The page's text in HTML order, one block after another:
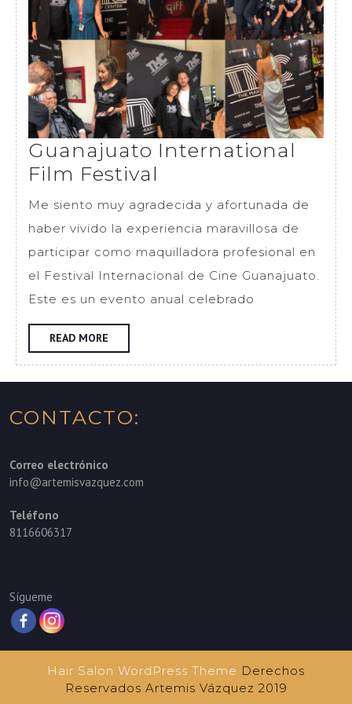
Guanajuato International
Film Festival
International
Film
Festival
Me siento muy agradecida y afortunada de
haber vivido la experiencia maravillosa de
participar como maquilladora profesional en
el Festival Internacional de Cine Guanajuato.
Este es un evento anual celebrado
READ MORE
MORE
CONTACTO:
Correo electrónico
info@artemisvazquez.com
Teléfono
8116606317
Sígueme
Hair Salon WordPress Theme Derechos
Reservados Artemis Vázquez 2019